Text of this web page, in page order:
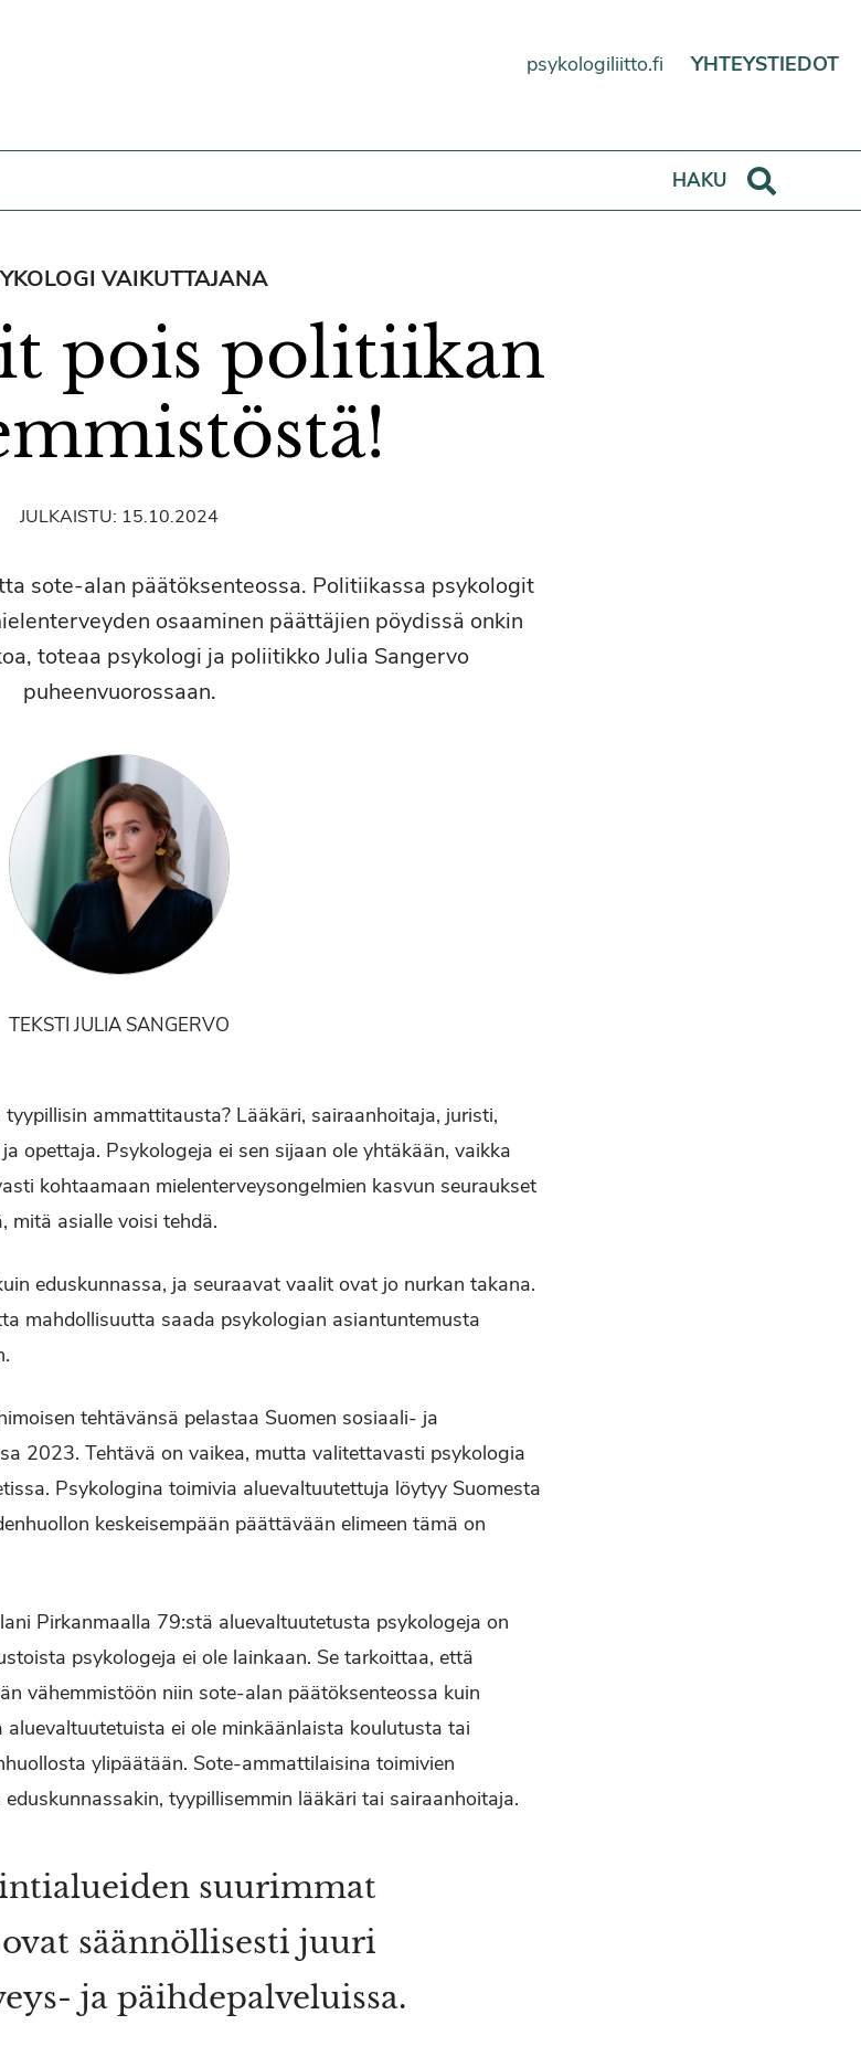
psykologiliitto.fi
YHTEYSTIEDOT
HAKU
VAIKUTTAJANA
pois politiikan
JULKAISTU: 15.10.2024
sote-alan päätöksenteossa. Politiikassa psykologit
osaaminen päättäjien pöydissä onkin
toteaa psykologi ja poliitikko Julia Sangervo
puheenvuorossaan.
TEKSTI JULIA SANGERVO
ammattitausta? Lääkäri, sairaanhoitaja, juristi,
opettaja. Psykologeja ei sen sijaan ole yhtäkään, vaikka
kohtaamaan mielenterveysongelmien kasvun seuraukset
mitä asialle voisi tehdä.
eduskunnassa, ja seuraavat vaalit ovat jo nurkan takana.
mahdollisuutta saada psykologian asiantuntemusta
tehtävänsä pelastaa Suomen sosiaali- ja
2023. Tehtävä on vaikea, mutta valitettavasti psykologia
Psykologina toimivia aluevaltuutettuja löytyy Suomesta
keskeisempään päättävään elimeen tämä on
Pirkanmaalla 79:stä aluevaltuutetusta psykologeja on
psykologeja ei ole lainkaan. Se tarkoittaa, että
vähemmistöön niin sote-alan päätöksenteossa kuin
aluevaltuutetuista ei ole minkäänlaista koulutusta tai
ylipäätään. Sote-ammattilaisina toimivien
tyypillisemmin lääkäri tai sairaanhoitaja.
suurimmat
säännöllisesti juuri
ja päihdepalveluissa.